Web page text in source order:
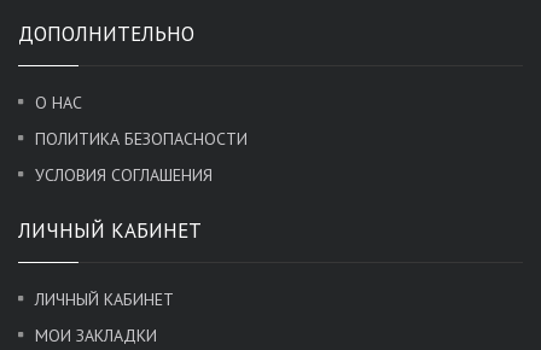
ДОПОЛНИТЕЛЬНО
О НАС
ПОЛИТИКА БЕЗОПАСНОСТИ
УСЛОВИЯ СОГЛАШЕНИЯ
ЛИЧНЫЙ КАБИНЕТ
ЛИЧНЫЙ КАБИНЕТ
МОИ ЗАКЛАДКИ